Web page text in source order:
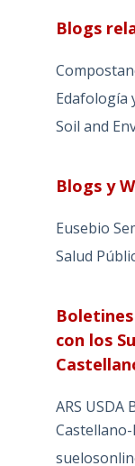
Blogs
Edafología
Soil and
Blogs y
Eusebio
Salud
con los
ARS USDA